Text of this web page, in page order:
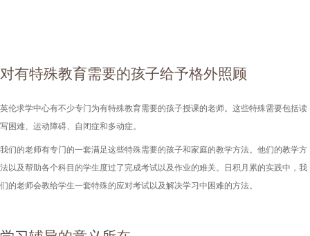
对有特殊教育需要的孩子给予格外照顾
英伦求学中心有不少专门为有特殊教育需要的孩子授课的老师。这些特殊需要包括读
写困难、运动障碍、自闭症和多动症。
我们的老师有专门的一套满足这些特殊需要的孩子和家庭的教学方法。他们的教学方
法以及帮助各个科目的学生度过了完成考试以及作业的难关。日积月累的实践中，我
们的老师会教给学生一套特殊的应对考试以及解决学习中困难的方法。